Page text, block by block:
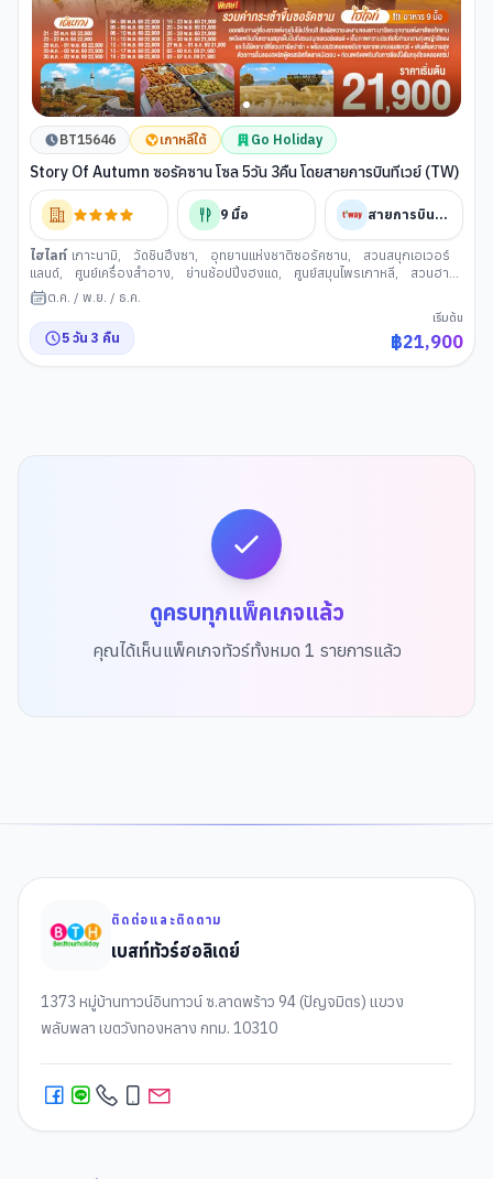
BT15646 เกาหลีใต้ Go Holiday
Story Of Autumn ซอรัคซาน โซล 5วัน 3คืน โดยสายการบินทีเวย์ (TW)
9 มื้อ สายการบินทีเวย์
ไฮไลท์ เกาะนามิ, วัดชินฮึงซา, อุทยานแห่งชาติซอรัคซาน,
สวนสนุกเอเวอร์
แลนด์, ศูนย์เครื่องสำอาง, ย่านช้อปปิ้งฮงแด, ศูนย์สมุนไพรเกาหลี,
สวนฮา
นึล, ตลาดมังวอน ,
ซานแบคบอม
ต.ค. / พ.ย. / ธ.ค.
5 วัน 3 คืน
เริ่มต้น
฿21,900
ดูครบทุกแพ็คเกจแล้ว
คุณได้เห็นแพ็คเกจทัวร์ทั้งหมด 1 รายการแล้ว
ติดต่อและติดตาม
เบสท์ทัวร์ฮอลิเดย์
1373 หมู่บ้านทาวน์อินทาวน์ ซ.ลาดพร้าว 94 (ปัญจมิตร) แขวง
พลับพลา เขตวังทองหลาง กทม. 10310